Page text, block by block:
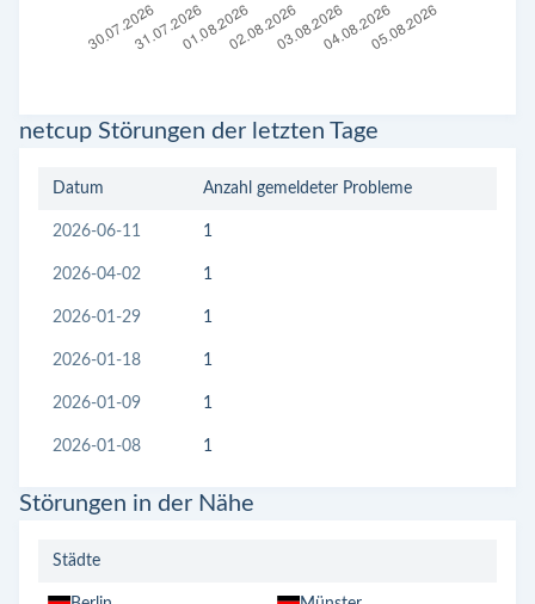
netcup Störungen der letzten Tage
Datum Anzahl gemeldeter Probleme
2026-06-11 1
2026-04-02 1
2026-01-29 1
2026-01-18 1
2026-01-09 1
2026-01-08 1
Störungen in der Nähe
Städte